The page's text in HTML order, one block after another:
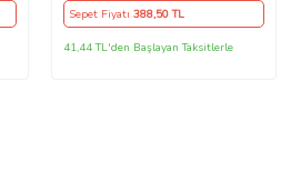
Sepet Fiyatı388,50 TL
41,44 TL'den Başlayan Taksitlerle